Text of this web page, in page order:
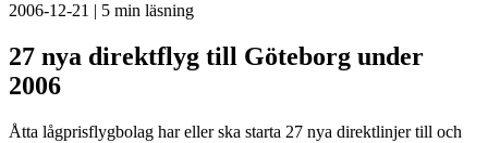
2006-12-21 | 5 min läsning
27 nya direktflyg till Göteborg under
2006
Åtta lågprisflygbolag har eller ska starta 27 nya direktlinjer till och